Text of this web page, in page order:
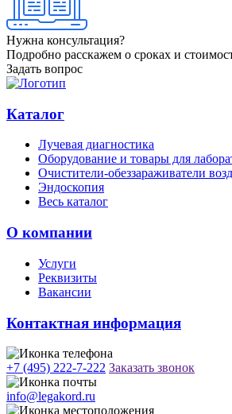
Нужна консультация?
Подробно расскажем о сроках и
Задать вопрос
Каталог
Лучевая диагностика
Оборудование и товары для
Очистители-обеззараживатели
Эндоскопия
Весь каталог
О компании
Услуги
Реквизиты
Вакансии
Контактная информация
+7 (495) 222-7-222 Заказать звонок
info@legakord.ru